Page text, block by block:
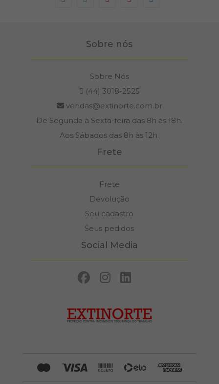
Sobre nós
Sobre Nós
(44) 3018-2525
vendas@extinorte.com.br
De Segunda à Sexta-feira das 8h às 18h.
Aos Sábados das 8h às 12h.
Frete
Frete
Devolução
Seu cadastro
Seus pedidos
Social Media